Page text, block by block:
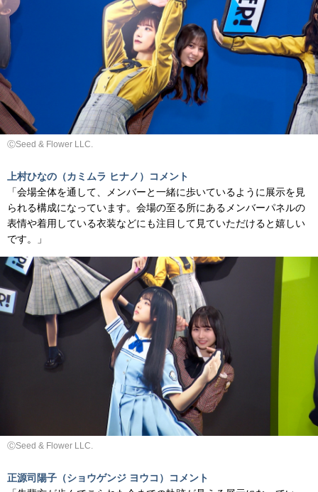
ⒸSeed & Flower LLC.
上村ひなの（カミムラ ヒナノ）コメント
「会場全体を通して、メンバーと一緒に歩いているように展示を見
られる構成になっています。会場の至る所にあるメンバーパネルの
表情や着用している衣装などにも注目して見ていただけると嬉しい
です。」
ⒸSeed & Flower LLC.
正源司陽子（ショウゲンジ ヨウコ）コメント